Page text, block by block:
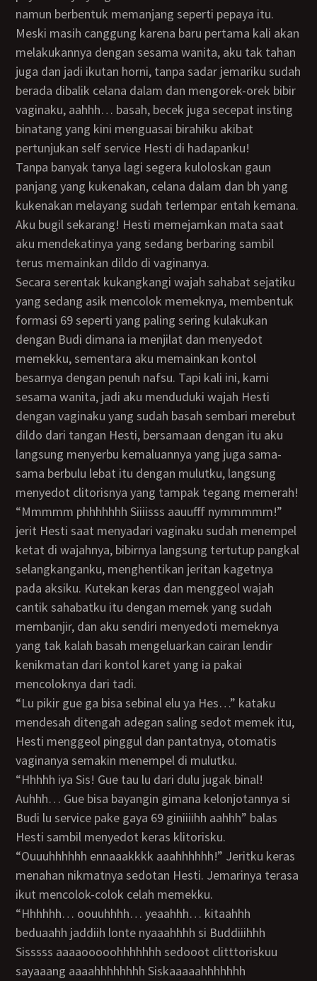
namun berbentuk memanjang seperti pepaya itu.
Meski masih canggung karena baru pertama kali akan
melakukannya dengan sesama wanita, aku tak tahan
juga dan jadi ikutan horni, tanpa sadar jemariku sudah
berada dibalik celana dalam dan mengorek-orek bibir
vaginaku, aahhh… basah, becek juga secepat insting
binatang yang kini menguasai birahiku akibat
pertunjukan self service Hesti di hadapanku!
Tanpa banyak tanya lagi segera kuloloskan gaun
panjang yang kukenakan, celana dalam dan bh yang
kukenakan melayang sudah terlempar entah kemana.
Aku bugil sekarang! Hesti memejamkan mata saat
aku mendekatinya yang sedang berbaring sambil
terus memainkan dildo di vaginanya.
Secara serentak kukangkangi wajah sahabat sejatiku
yang sedang asik mencolok memeknya, membentuk
formasi 69 seperti yang paling sering kulakukan
dengan Budi dimana ia menjilat dan menyedot
memekku, sementara aku memainkan kontol
besarnya dengan penuh nafsu. Tapi kali ini, kami
sesama wanita, jadi aku menduduki wajah Hesti
dengan vaginaku yang sudah basah sembari merebut
dildo dari tangan Hesti, bersamaan dengan itu aku
langsung menyerbu kemaluannya yang juga sama-
sama berbulu lebat itu dengan mulutku, langsung
menyedot clitorisnya yang tampak tegang memerah!
“Mmmmm phhhhhhh Siiiisss aauufff nymmmmm!”
jerit Hesti saat menyadari vaginaku sudah menempel
ketat di wajahnya, bibirnya langsung tertutup pangkal
selangkanganku, menghentikan jeritan kagetnya
pada aksiku. Kutekan keras dan menggeol wajah
cantik sahabatku itu dengan memek yang sudah
membanjir, dan aku sendiri menyedoti memeknya
yang tak kalah basah mengeluarkan cairan lendir
kenikmatan dari kontol karet yang ia pakai
mencoloknya dari tadi.
“Lu pikir gue ga bisa sebinal elu ya Hes…” kataku
mendesah ditengah adegan saling sedot memek itu,
Hesti menggeol pinggul dan pantatnya, otomatis
vaginanya semakin menempel di mulutku.
“Hhhhh iya Sis! Gue tau lu dari dulu jugak binal!
Auhhh… Gue bisa bayangin gimana kelonjotannya si
Budi lu service pake gaya 69 giniiiihh aahhh” balas
Hesti sambil menyedot keras klitorisku.
“Ouuuhhhhhh ennaaakkkk aaahhhhhh!” Jeritku keras
menahan nikmatnya sedotan Hesti. Jemarinya terasa
ikut mencolok-colok celah memekku.
“Hhhhhh… oouuhhhh… yeaahhh… kitaahhh
beduaahh jaddiih lonte nyaaahhhh si Buddiiihhh
Sisssss aaaaooooohhhhhhh sedooot clitttoriskuu
sayaaang aaaahhhhhhhh Siskaaaaahhhhhhh